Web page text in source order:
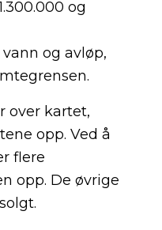
og
og avløp,
over kartet,
opp. Ved å
flere
opp. De øvrige